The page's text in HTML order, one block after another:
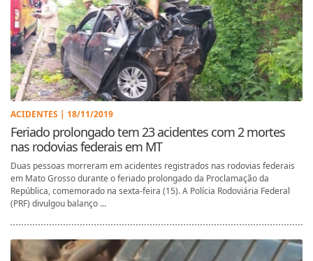
ACIDENTES | 18/11/2019
Feriado prolongado tem 23 acidentes com 2 mortes
nas rodovias federais em MT
Duas pessoas morreram em acidentes registrados nas rodovias federais
em Mato Grosso durante o feriado prolongado da Proclamação da
República, comemorado na sexta-feira (15). A Polícia Rodoviária Federal
(PRF) divulgou balanço ...